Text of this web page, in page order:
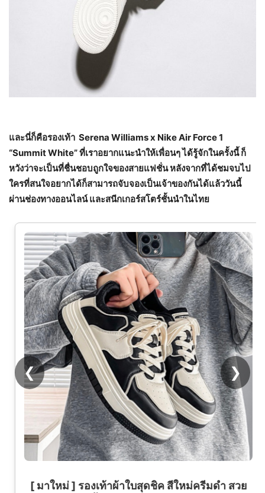
และนี่ก็คือรองเท้า Serena Williams x Nike Air Force 1
“Summit White” ที่เราอยากแนะนำให้เพื่อนๆ ได้รู้จักในครั้งนี้ ก็
หวังว่าจะเป็นที่ชื่นชอบถูกใจของสายแฟชั่น หลังจากที่ได้ชมจบไป
ใครที่สนใจอยากได้ก็สามารถจับจองเป็นเจ้าของกันได้แล้ววันนี้
ผ่านช่องทางออนไลน์ และสนีกเกอร์สโตร์ชั้นนำในไทย
[ มาใหม่ ] รองเท้าผ้าใบสุดชิค สีใหม่ครีมดำ สวย
❮ ❯